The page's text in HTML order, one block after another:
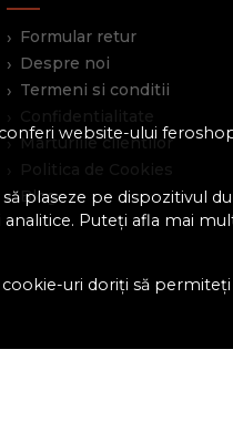
website-ului
plaseze pe dispozitivul
Puteți afla mai
uri doriți să permiteți
Formular retur
Despre noi
Termeni si conditii
Confidentialitate
Marturiile clientilor
Politica de Cookies
Blog